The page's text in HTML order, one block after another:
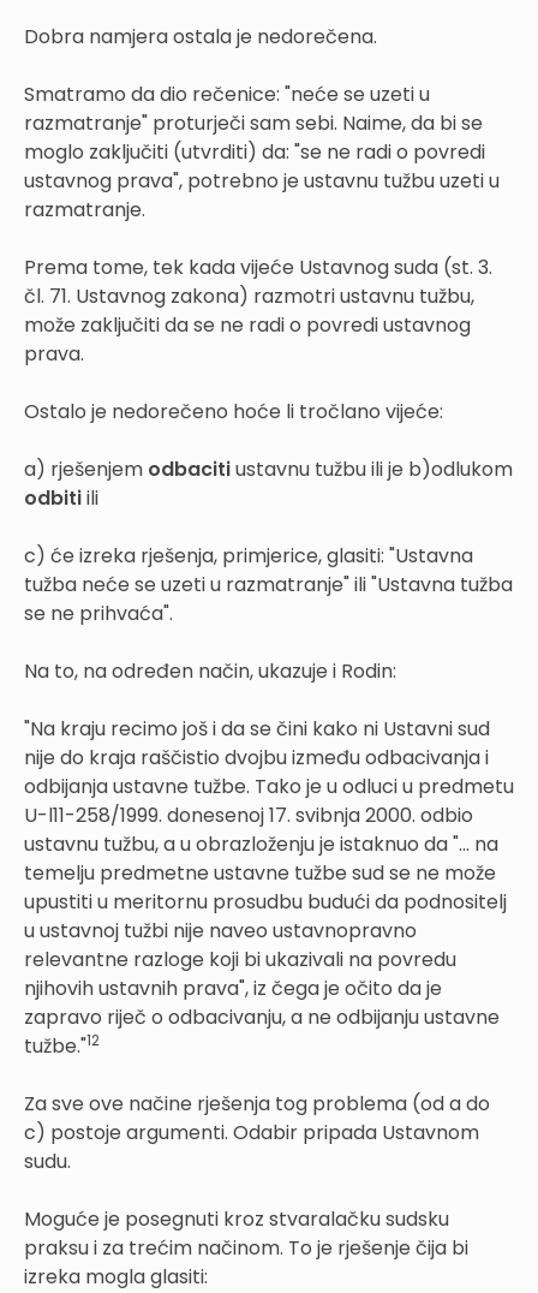
Dobra namjera ostala je nedorečena.
Smatramo da dio rečenice: "neće se uzeti u
razmatranje" proturječi sam sebi. Naime, da bi se
moglo zaključiti (utvrditi) da: "se ne radi o povredi
ustavnog prava", potrebno je ustavnu tužbu uzeti u
razmatranje.
Prema tome, tek kada vijeće Ustavnog suda (st. 3.
čl. 71. Ustavnog zakona) razmotri ustavnu tužbu,
može zaključiti da se ne radi o povredi ustavnog
prava.
Ostalo je nedorečeno hoće li tročlano vijeće:
a) rješenjem odbacitiustavnu tužbu ili je b)odlukom
odbitiili
c) će izreka rješenja, primjerice, glasiti: "Ustavna
tužba neće se uzeti u razmatranje" ili "Ustavna tužba
se ne prihvaća".
Na to, na određen način, ukazuje i Rodin:
"Na kraju recimo još i da se čini kako ni Ustavni sud
nije do kraja raščistio dvojbu između odbacivanja i
odbijanja ustavne tužbe. Tako je u odluci u predmetu
U-l11-258/1999. donesenoj 17. svibnja 2000. odbio
ustavnu tužbu, a u obrazloženju je istaknuo da "... na
temelju predmetne ustavne tužbe sud se ne može
upustiti u meritornu prosudbu budući da podnositelj
u ustavnoj tužbi nije naveo ustavnopravno
relevantne razloge koji bi ukazivali na povredu
njihovih ustavnih prava", iz čega je očito da je
zapravo riječ o odbacivanju, a ne odbijanju ustavne
tužbe."12
Za sve ove načine rješenja tog problema (od a do
c) postoje argumenti. Odabir pripada Ustavnom
sudu.
Moguće je posegnuti kroz stvaralačku sudsku
praksu i za trećim načinom. To je rješenje čija bi
izreka mogla glasiti: